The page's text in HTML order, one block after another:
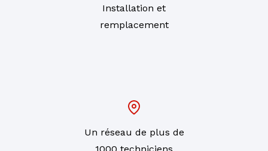
Installation et
remplacement
Un réseau de plus de